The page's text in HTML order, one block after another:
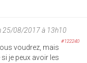
25/08/2017 à 13h10
#122240
voudrez, mais
je peux avoir les